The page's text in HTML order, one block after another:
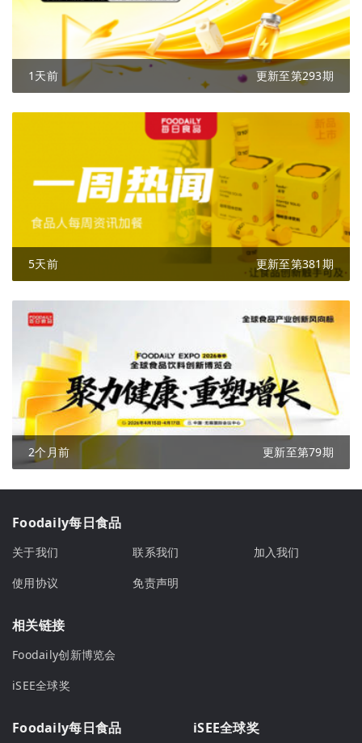
1天前 更新至第293期
5天前 更新至第381期
2个月前 更新至第79期
Foodaily每日食品
关于我们 联系我们
加入我们
使用协议
免责声明
相关链接
Foodaily创新博览会
iSEE全球奖
Foodaily每日食品 iSEE全球奖